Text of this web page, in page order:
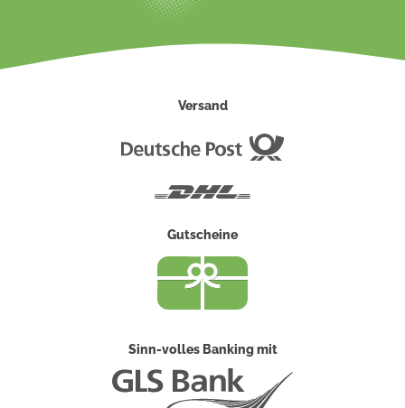
Versand
Gutscheine
Sinn-volles Banking mit